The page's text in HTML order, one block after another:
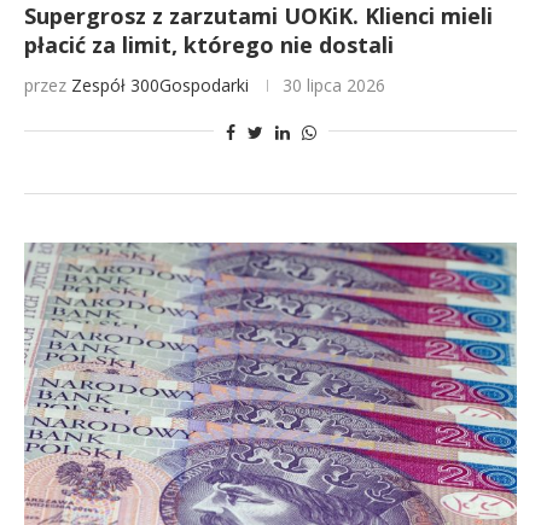
Supergrosz z zarzutami UOKiK. Klienci mieli
płacić za limit, którego nie dostali
przez Zespół 300Gospodarki 30 lipca 2026